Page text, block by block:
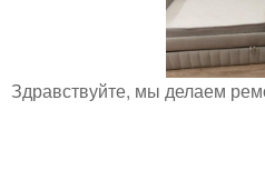
Здравствуйте, мы делаем